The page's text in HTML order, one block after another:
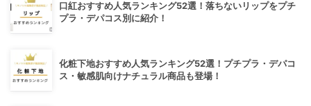
口紅おすすめ人気ランキング52選！落ちないリップをプチ
プラ・デパコス別に紹介！
化粧下地おすすめ人気ランキング52選！プチプラ・デパコ
ス・敏感肌向けナチュラル商品も登場！